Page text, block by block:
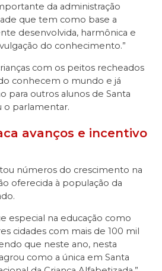
da administração
que tem como base a
desenvolvida, harmônica e
do conhecimento.”
com os peitos recheados
conhecem o mundo e já
para outros alunos de Santa
o parlamentar.
avanços e incentivo
números do crescimento na
oferecida à população da
especial na educação como
cidades com mais de 100 mil
que neste ano, nesta
como a única em Santa